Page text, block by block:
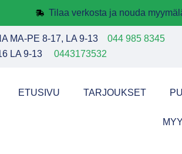
Tilaa verkosta ja nouda
MA-PE 8-17, LA 9-13 044 985 8345
LA 9-13
0443173532
ETUSIVU TARJOUKSET